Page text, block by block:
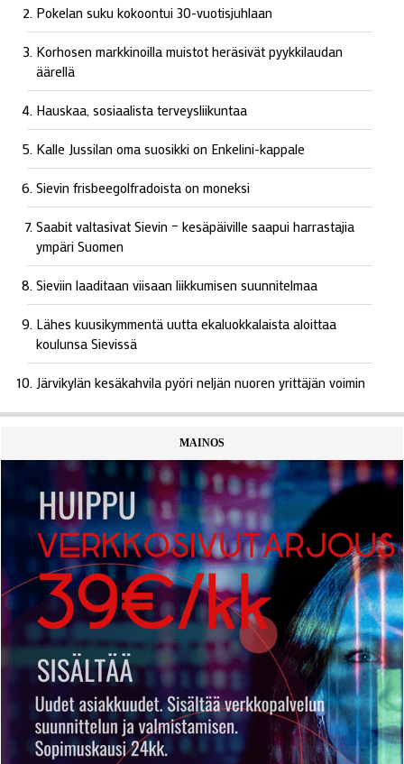
Pokelan suku kokoontui 30-vuotisjuhlaan
Korhosen markkinoilla muistot heräsivät pyykkilaudan
äärellä
Hauskaa, sosiaalista terveysliikuntaa
Kalle Jussilan oma suosikki on Enkelini-kappale
Sievin frisbeegolfradoista on moneksi
Saabit valtasivat Sievin – kesäpäiville saapui harrastajia
ympäri Suomen
Sieviin laaditaan viisaan liikkumisen suunnitelmaa
Lähes kuusikymmentä uutta ekaluokkalaista aloittaa
koulunsa Sievissä
Järvikylän kesäkahvila pyöri neljän nuoren yrittäjän voimin
MAINOS